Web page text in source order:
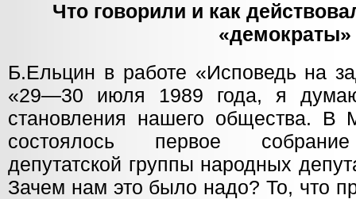
Что говорили и как
«демократы»
Б.Ельцин в работе «Исповедь на
«29—30 июля 1989 года, я
становления нашего общества. В
состоялось первое
депутатской группы народных
Зачем нам это было надо? То, что